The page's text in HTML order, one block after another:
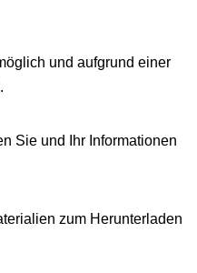
und aufgrund einer
Sie und Ihr Informationen
zum Herunterladen